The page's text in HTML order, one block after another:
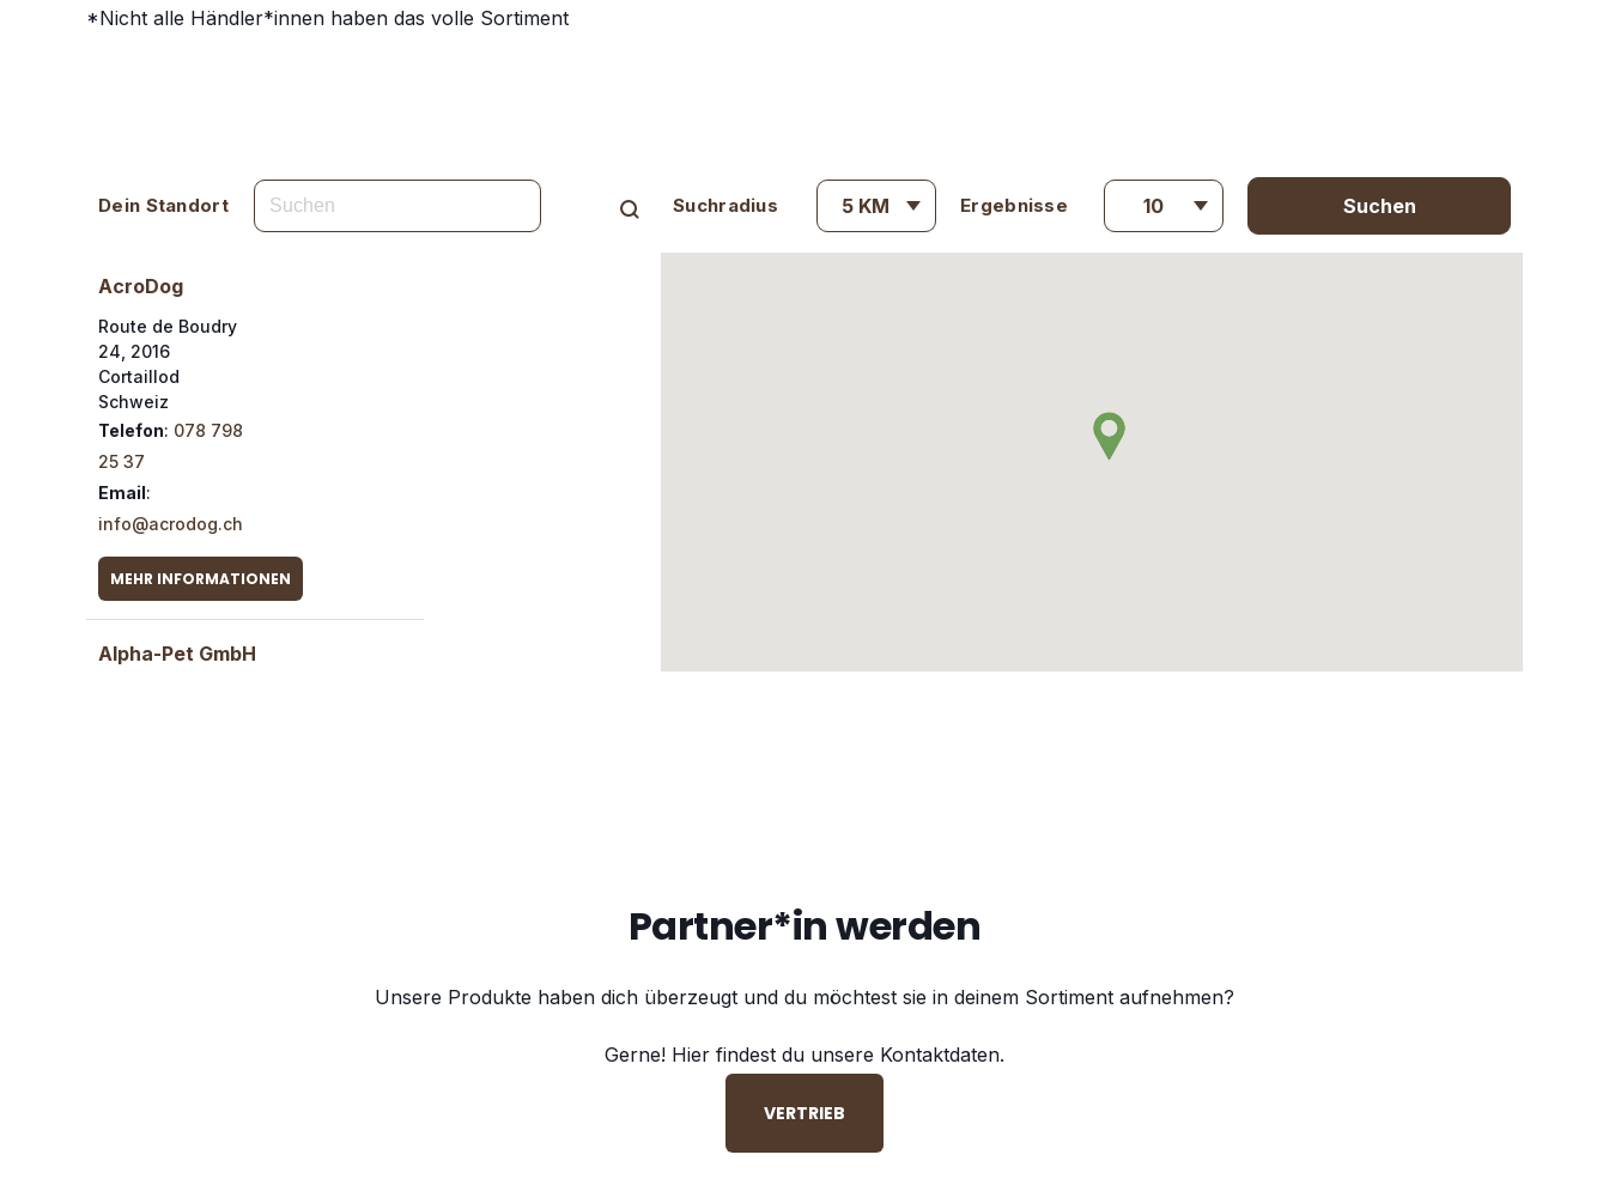
*Nicht alle Händler*innen haben das volle Sortiment
Dein Standort Suchradius 5 KM Ergebnisse 10 Suchen
AcroDog
Route de Boudry
24, 2016
Cortaillod
Schweiz
Telefon: 078 798
25 37
Email:
info@acrodog.ch
MEHR INFORMATIONEN
Alpha-Pet GmbH
Partner*in werden
Unsere Produkte haben dich überzeugt und du möchtest sie in deinem Sortiment aufnehmen?
Gerne! Hier findest du unsere Kontaktdaten.
VERTRIEB